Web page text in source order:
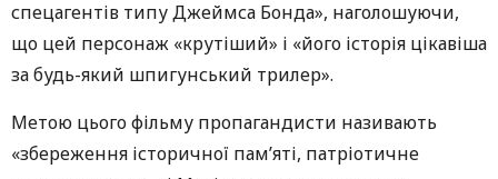
спецагентів типу Джеймса Бонда», наголошуючи,
що цей персонаж «крутіший» і «його історія цікавіша
за будь-який шпигунський трилер».
Метою цього фільму пропагандисти називають
«збереження історичної пам’яті, патріотичне